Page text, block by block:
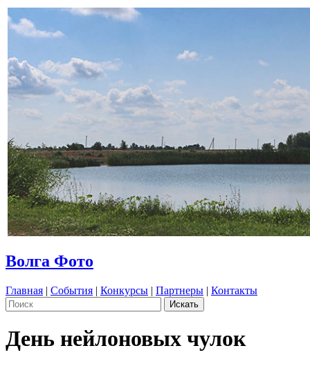
Волга Фото
Главная | События | Конкурсы | Партнеры | Контакты
День нейлоновых чулок